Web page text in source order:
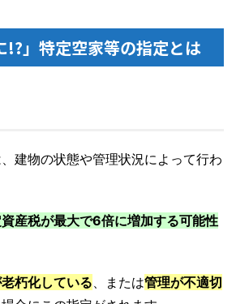
!?」特定空家等の指定とは
建物の状態や管理状況によって行わ
産税が最大で6倍に増加する可能性
朽化している、または管理が不適切